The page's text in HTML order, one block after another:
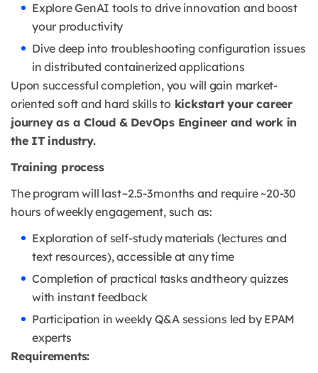
Explore GenAI tools to drive innovation and boost
your productivity
Dive deep into troubleshooting configuration issues
in distributed containerized applications
Upon successful completion, you will gain market-
oriented soft and hard skills tokickstart your career
journey as a Cloud & DevOps Engineer and work in
the IT industry.
Training process
The program will last ~2.5-3 months and require ~20-30
hours of weekly engagement, such as:
Exploration of self-study materials (lectures and
text resources), accessible at any time
Completion of practical tasks and theory quizzes
with instant feedback
Participation in weekly Q&A sessions led by EPAM
experts
Requirements: